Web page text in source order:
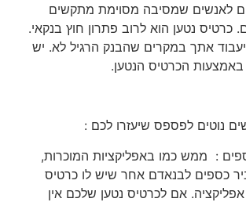
שמסיבה מסוימת מתקשים
נטען הוא לרוב פתרון חוץ בנקאי.
אתך במקרים שהבנק הרגיל לא. יש
הכרטיס הנטען.
לפספס שיעזרו לכם :
: ממש כמו באפליקציות המוכרות,
כספים לבנאדם אחר שיש לו כרטיס
אם לכרטיס נטען שלכם אין